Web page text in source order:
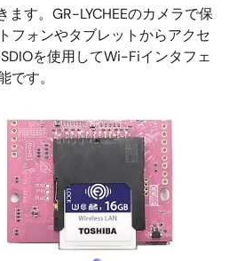
ます。GR-LYCHEEのカメラで保
フォンやタブレットからアクセ
を使用してWi-Fiインタフェ
です。